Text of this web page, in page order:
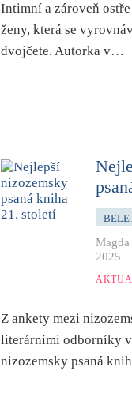
Intimní a zároveň
ženy, která se
dvojčete. Autorka v…
2025
Z ankety mezi
literárními odborníky
nizozemsky psaná